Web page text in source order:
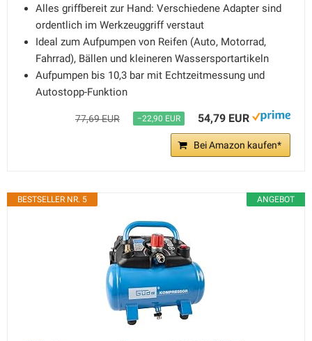
Alles griffbereit zur Hand: Verschiedene Adapter sind
ordentlich im Werkzeuggriff verstaut
Ideal zum Aufpumpen von Reifen (Auto, Motorrad,
Fahrrad), Bällen und kleineren Wassersportartikeln
Aufpumpen bis 10,3 bar mit Echtzeitmessung und
Autostopp-Funktion
77,69 EUR −22,90 EUR 54,79 EUR
Bei Amazon kaufen*
ANGEBOT
BESTSELLER NR. 5